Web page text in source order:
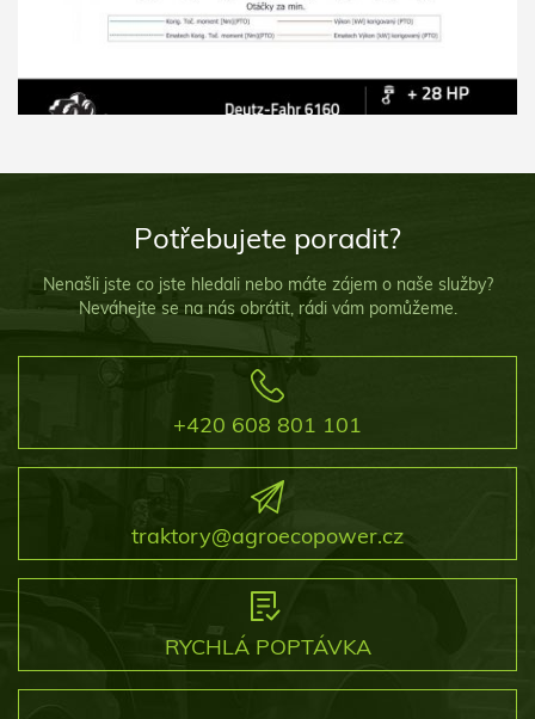
Potřebujete poradit?
Nenašli jste co jste hledali nebo máte zájem o naše služby?
Neváhejte se na nás obrátit, rádi vám pomůžeme.
+420 608 801 101
traktory@agroecopower.cz
RYCHLÁ POPTÁVKA